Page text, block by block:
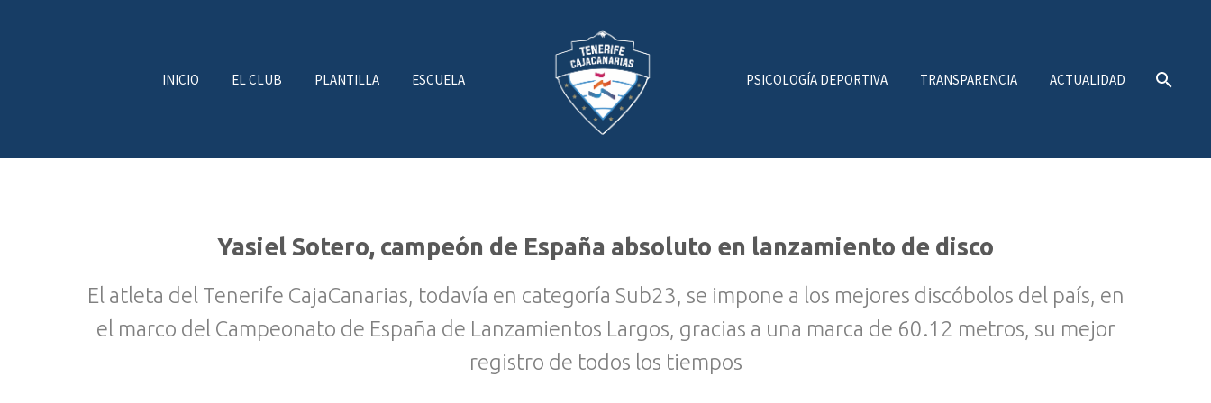
INICIO EL CLUB PLANTILLA ESCUELA PSICOLOGÍA DEPORTIVA TRANSPARENCIA ACTUALIDAD
Yasiel Sotero, campeón de España absoluto en lanzamiento de disco
El atleta del Tenerife CajaCanarias, todavía en categoría Sub23, se impone a los mejores discóbolos del país, en
el marco del Campeonato de España de Lanzamientos Largos, gracias a una marca de 60.12 metros, su mejor
registro de todos los tiempos